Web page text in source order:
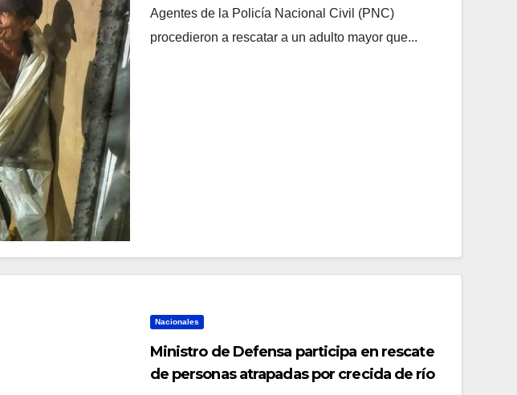
Agentes de la Policía Nacional Civil (PNC)
procedieron a rescatar a un adulto mayor que...
Nacionales
Ministro de Defensa participa en rescate
de personas atrapadas por crecida de río